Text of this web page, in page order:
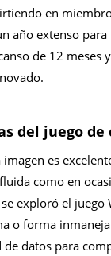
en
año extenso
de 12 meses
del juego de
es
como en
exploró el juego
o forma
datos para